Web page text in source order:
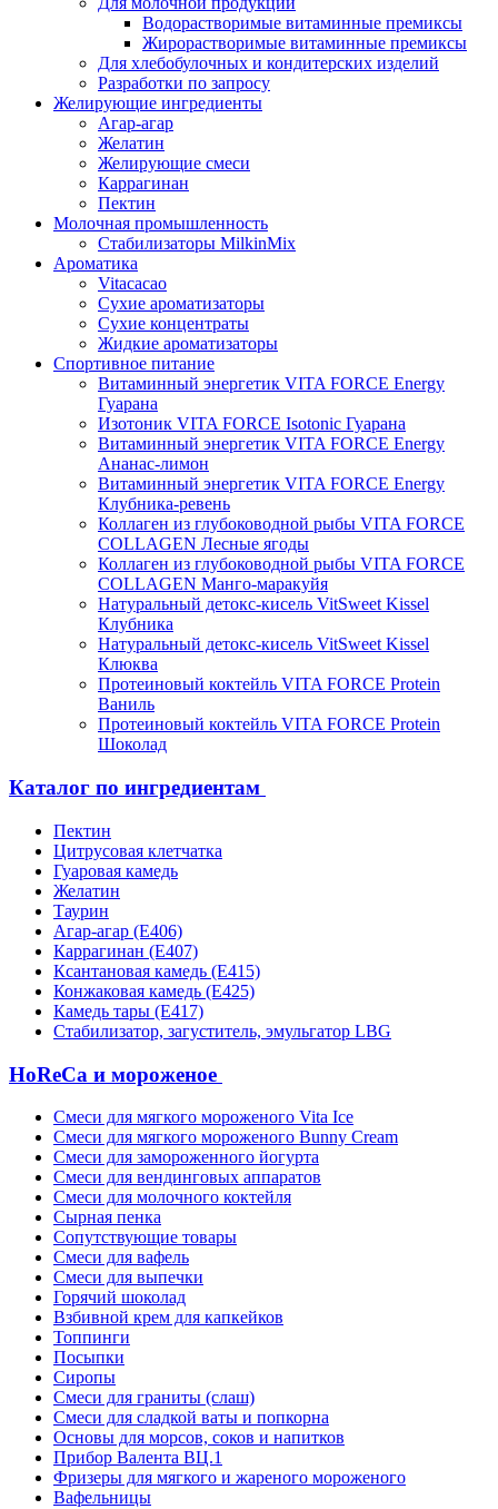
Водорастворимые витаминные премиксы
Жирорастворимые витаминные премиксы
Для хлебобулочных и кондитерских изделий
Разработки по запросу
Желирующие ингредиенты
Агар-агар
Желатин
Желирующие смеси
Каррагинан
Пектин
Молочная промышленность
Стабилизаторы MilkinMix
Ароматика
Vitacacao
Сухие ароматизаторы
Сухие концентраты
Жидкие ароматизаторы
Спортивное питание
Витаминный энергетик VITA FORCE Energy
Гуарана
Изотоник VITA FORCE Isotonic Гуарана
Витаминный энергетик VITA FORCE Energy
Ананас-лимон
Витаминный энергетик VITA FORCE Energy
Клубника-ревень
Коллаген из глубоководной рыбы VITA FORCE
COLLAGEN Лесные ягоды
Коллаген из глубоководной рыбы VITA FORCE
COLLAGEN Манго-маракуйя
Натуральный детокс-кисель VitSweet Kissel
Клубника
Натуральный детокс-кисель VitSweet Kissel
Клюква
Протеиновый коктейль VITA FORCE Protein
Ваниль
Протеиновый коктейль VITA FORCE Protein
Шоколад
Каталог по ингредиентам
Пектин
Цитрусовая клетчатка
Гуаровая камедь
Желатин
Таурин
Агар-агар (Е406)
Каррагинан (Е407)
Ксантановая камедь (Е415)
Конжаковая камедь (Е425)
Камедь тары (Е417)
Стабилизатор, загуститель, эмульгатор LBG
HoReCa и мороженое
Смеси для мягкого мороженого Vita Ice
Смеси для мягкого мороженого Bunny Cream
Смеси для замороженного йогурта
Смеси для вендинговых аппаратов
Смеси для молочного коктейля
Сырная пенка
Сопутствующие товары
Смеси для вафель
Смеси для выпечки
Горячий шоколад
Взбивной крем для капкейков
Топпинги
Посыпки
Сиропы
Смеси для граниты (слаш)
Смеси для сладкой ваты и попкорна
Основы для морсов, соков и напитков
Прибор Валента ВЦ.1
Фризеры для мягкого и жареного мороженого
Вафельницы